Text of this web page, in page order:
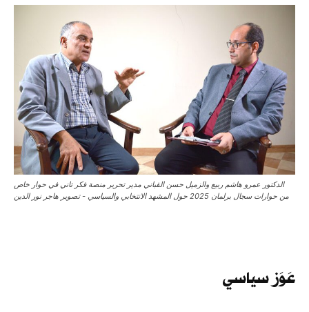
الدكتور عمرو هاشم ربيع والزميل حسن القباني مدير تحرير منصة فكر تاني في حوار خاص
من حوارات سجال برلمان 2025 حول المشهد الانتخابي والسياسي - تصوير هاجر نور الدين
عَوَز سياسي